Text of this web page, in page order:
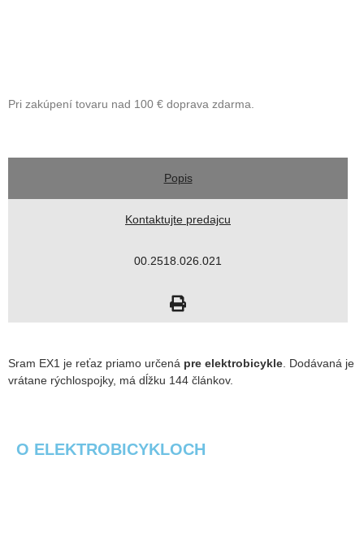
Pri zakúpení tovaru nad 100 € doprava zdarma.
Popis
Kontaktujte predajcu
00.2518.026.021
Sram EX1 je reťaz priamo určená pre elektrobicykle . Dodávaná je
vrátane rýchlospojky, má dĺžku 144 článkov.
O ELEKTROBICYKLOCH